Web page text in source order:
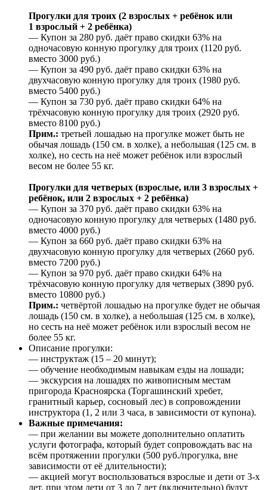
Прогулки для троих (2 взрослых + ребёнок или
1 взрослый + 2 ребёнка)
— Купон за 280 руб. даёт право скидки 63% на
одночасовую конную прогулку для троих (1120 руб.
вместо 3000 руб.)
— Купон за 490 руб. даёт право скидки 63% на
двухчасовую конную прогулку для троих (1980 руб.
вместо 5400 руб.)
— Купон за 730 руб. даёт право скидки 64% на
трёхчасовую конную прогулку для троих (2920 руб.
вместо 8100 руб.)
Прим.: третьей лошадью на прогулке может быть не
обычая лошадь (150 см. в холке), а небольшая (125 см. в
холке), но сесть на неё может ребёнок или взрослый
весом не более 55 кг.
Прогулки для четверых (взрослые, или 3 взрослых +
ребёнок, или 2 взрослых + 2 ребёнка)
— Купон за 370 руб. даёт право скидки 63% на
одночасовую конную прогулку для четверых (1480 руб.
вместо 4000 руб.)
— Купон за 660 руб. даёт право скидки 63% на
двухчасовую конную прогулку для четверых (2660 руб.
вместо 7200 руб.)
— Купон за 970 руб. даёт право скидки 64% на
трёхчасовую конную прогулку для четверых (3890 руб.
вместо 10800 руб.)
Прим.: четвёртой лошадью на прогулке будет не обычая
лошадь (150 см. в холке), а небольшая (125 см. в холке),
но сесть на неё может ребёнок или взрослый весом не
более 55 кг.
Описание прогулки:
— инструктаж (15 – 20 минут);
— обучение необходимым навыкам езды на лошади;
— экскурсия на лошадях по живописным местам
пригорода Красноярска (Торгашинский хребет,
гранитный карьер, сосновый лес) в сопровождении
инструктора (1, 2 или 3 часа, в зависимости от купона).
Важные примечания:
— при желании вы можете дополнительно оплатить
услуги фотографа, который будет сопровождать вас на
всём протяжении прогулки (500 руб./прогулка, вне
зависимости от её длительности);
— акцией могут воспользоваться взрослые и дети от 3-х
лет, при этом дети от 3 до 7 лет (включительно) будут